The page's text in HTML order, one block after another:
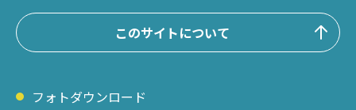
このサイトについて
フォトダウンロード